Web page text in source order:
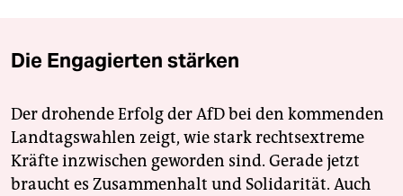
Die Engagierten stärken
Der drohende Erfolg der AfD bei den kommenden
Landtagswahlen zeigt, wie stark rechtsextreme
Kräfte inzwischen geworden sind. Gerade jetzt
braucht es Zusammenhalt und Solidarität. Auch